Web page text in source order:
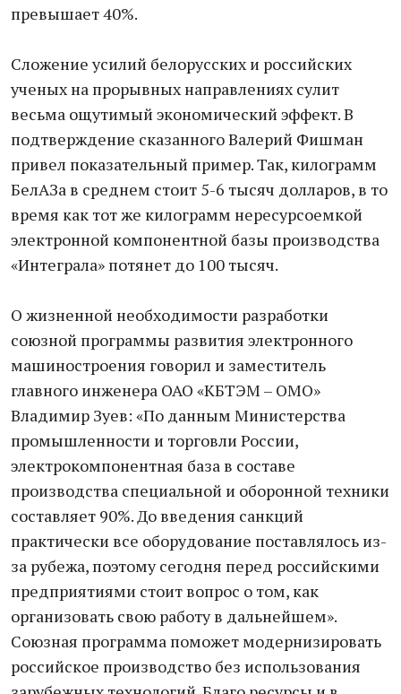
превышает 40%.
Сложение усилий белорусских и российских
ученых на прорывных направлениях сулит
весьма ощутимый экономический эффект. В
подтверждение сказанного Валерий Фишман
привел показательный пример. Так, килограмм
БелАЗа в среднем стоит 5-6 тысяч долларов, в то
время как тот же килограмм нересурсоемкой
электронной компонентной базы производства
«Интеграла» потянет до 100 тысяч.
О жизненной необходимости разработки
союзной программы развития электронного
машиностроения говорил и заместитель
главного инженера ОАО «КБТЭМ – ОМО»
Владимир Зуев: «По данным Министерства
промышленности и торговли России,
электрокомпонентная база в составе
производства специальной и оборонной техники
составляет 90%. До введения санкций
практически все оборудование поставлялось из-
за рубежа, поэтому сегодня перед российскими
предприятиями стоит вопрос о том, как
организовать свою работу в дальнейшем».
Союзная программа поможет модернизировать
российское производство без использования